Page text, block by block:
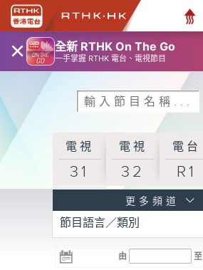
× 全新 RTHK On The Go
一手掌握 RTHK 電台、電視節目
電視
31
電視
32
電台
R1
R3
電台 電台 電台
更多頻道
節目語言／類別
由 至